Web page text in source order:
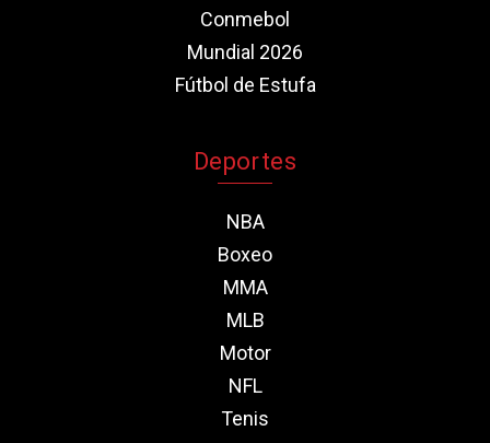
Conmebol
Mundial 2026
Fútbol de Estufa
Deportes
NBA
Boxeo
MMA
MLB
Motor
NFL
Tenis